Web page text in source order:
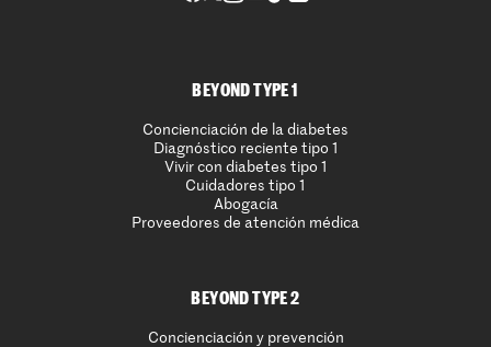
BEYOND TYPE 1
Concienciación de la diabetes
Diagnóstico reciente tipo 1
Vivir con diabetes tipo 1
Cuidadores tipo 1
Abogacía
Proveedores de atención médica
BEYOND TYPE 2
Concienciación y prevención